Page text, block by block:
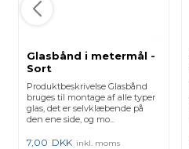
Glasbånd i metermål -
Sort
Produktbeskrivelse Glasbånd
bruges til montage af alle typer
glas, det er selvklæbende på
den ene side, og mo...
7,00 DKK inkl. moms